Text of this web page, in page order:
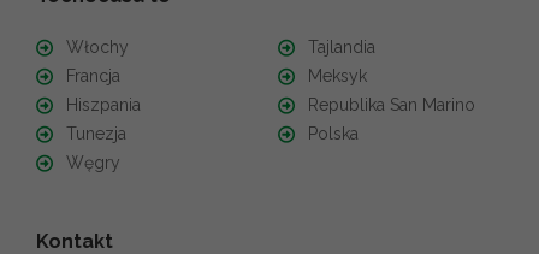
Włochy
Francja
Hiszpania
Tunezja
Węgry
Tajlandia
Meksyk
Republika San Marino
Polska
Kontakt